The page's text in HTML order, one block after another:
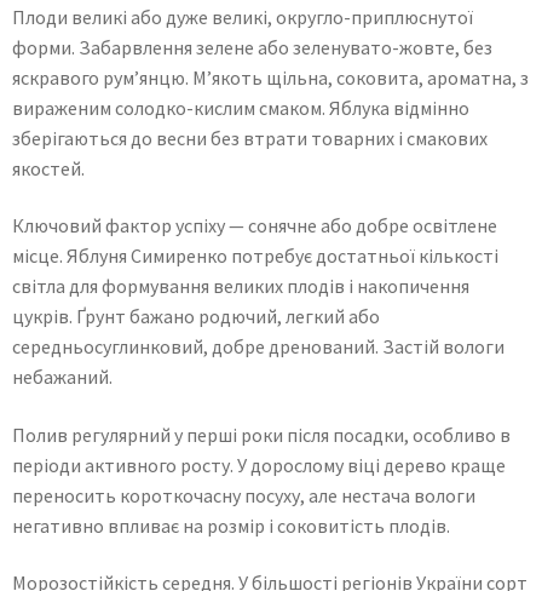
Плоди великі або дуже великі, округло-приплюснутої
форми. Забарвлення зелене або зеленувато-жовте, без
яскравого рум’янцю. М’якоть щільна, соковита, ароматна, з
вираженим солодко-кислим смаком. Яблука відмінно
зберігаються до весни без втрати товарних і смакових
якостей.
Ключовий фактор успіху — сонячне або добре освітлене
місце. Яблуня Симиренко потребує достатньої кількості
світла для формування великих плодів і накопичення
цукрів. Ґрунт бажано родючий, легкий або
середньосуглинковий, добре дренований. Застій вологи
небажаний.
Полив регулярний у перші роки після посадки, особливо в
періоди активного росту. У дорослому віці дерево краще
переносить короткочасну посуху, але нестача вологи
негативно впливає на розмір і соковитість плодів.
Морозостійкість середня. У більшості регіонів України сорт